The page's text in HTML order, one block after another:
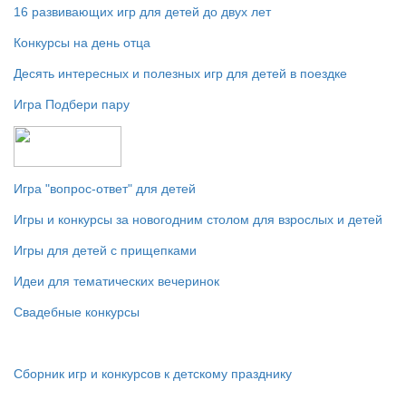
16 развивающих игр для детей до двух лет
Конкурсы на день отца
Десять интересных и полезных игр для детей в поездке
Игра Подбери пару
Игра "вопрос-ответ" для детей
Игры и конкурсы за новогодним столом для взрослых и детей
Игры для детей с прищепками
Идеи для тематических вечеринок
Свадебные конкурсы
Сборник игр и конкурсов к детскому празднику